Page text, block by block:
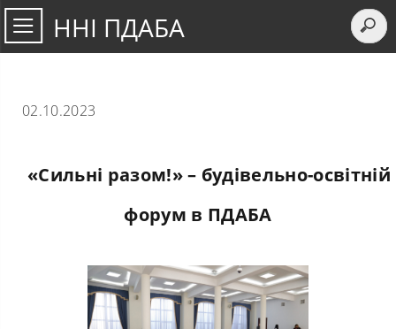
ННІ ПДАБА
02.10.2023
«Сильні разом!» – будівельно-освітній
форум в ПДАБА